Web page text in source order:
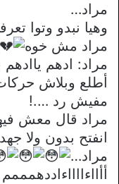
مراد…
وهيا نبدو وتوا
مراد مش خوه
مراد: ادهم
أطلع وبلاش حركات
مفيش رد ….!
مراد قال معش
انفتح بدون ولا
مراد…